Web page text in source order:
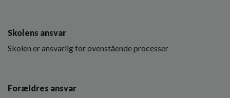
Skolens ansvar
Skolen er ansvarlig for ovenstående processer
Forældres ansvar